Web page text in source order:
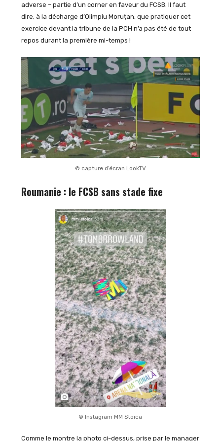
adverse – partie d’un corner en faveur du FCSB. Il faut
dire, à la décharge d’Olimpiu Moruțan, que pratiquer cet
exercice devant la tribune de la PCH n’a pas été de tout
repos durant la première mi-temps !
© capture d’écran LookTV
Roumanie : le FCSB sans stade fixe
© Instagram MM Stoica
Comme le montre la photo ci-dessus, prise par le manager